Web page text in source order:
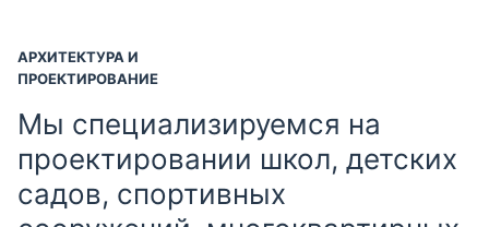
АРХИТЕКТУРА И
ПРОЕКТИРОВАНИЕ
Мы специализируемся на
проектировании школ, детских
садов, спортивных